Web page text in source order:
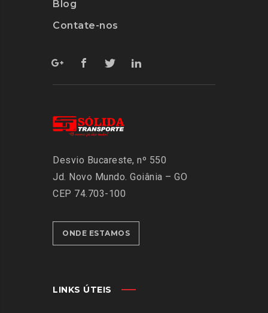
Blog
Contate-nos
Desvio Bucareste, nº 550
Jd. Novo Mundo. Goiânia – GO
CEP 74.703-100
ONDE ESTAMOS
LINKS ÚTEIS